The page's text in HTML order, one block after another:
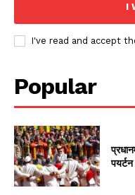
I
I've read and accept
Popular